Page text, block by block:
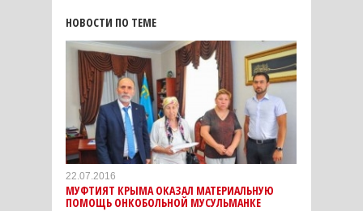
НОВОСТИ ПО ТЕМЕ
22.07.2016
МУФТИЯТ КРЫМА ОКАЗАЛ МАТЕРИАЛЬНУЮ
ПОМОЩЬ ОНКОБОЛЬНОЙ МУСУЛЬМАНКЕ